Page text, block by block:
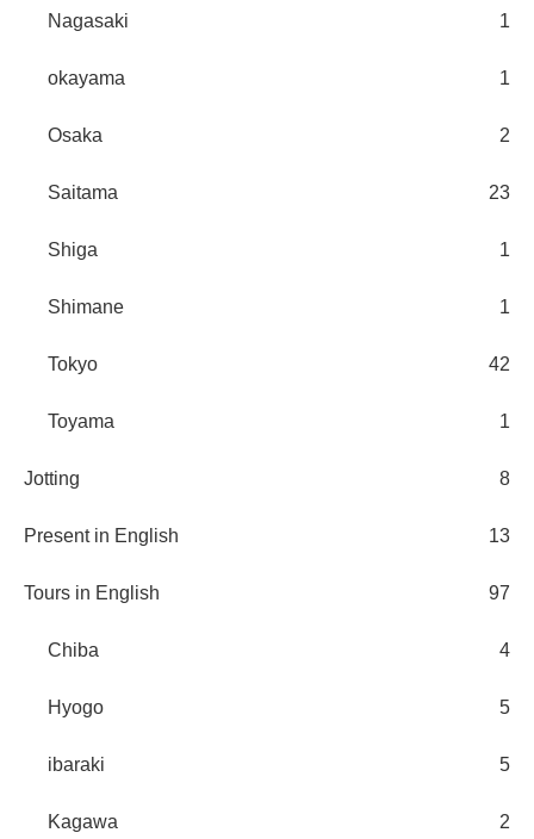
Nagasaki 1
okayama 1
Osaka 2
Saitama 23
Shiga 1
Shimane 1
Tokyo 42
Toyama 1
Jotting 8
Present in English 13
Tours in English 97
Chiba 4
Hyogo 5
ibaraki 5
Kagawa 2